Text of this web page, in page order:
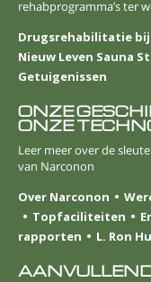
rehabprogramma’s ter
Drugsrehabilitatie bij
Nieuw Leven Sauna
Getuigenissen
ONZE
ONZE
Leer meer over de
van Narconon
Over Narconon
Topfaciliteiten
rapporten
L. Ron